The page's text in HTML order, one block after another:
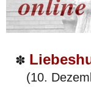
✽
(10.